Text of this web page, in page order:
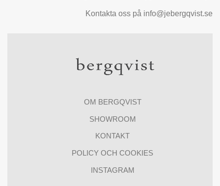
Kontakta oss på info@jebergqvist.se
OM BERGQVIST
SHOWROOM
KONTAKT
POLICY OCH COOKIES
INSTAGRAM